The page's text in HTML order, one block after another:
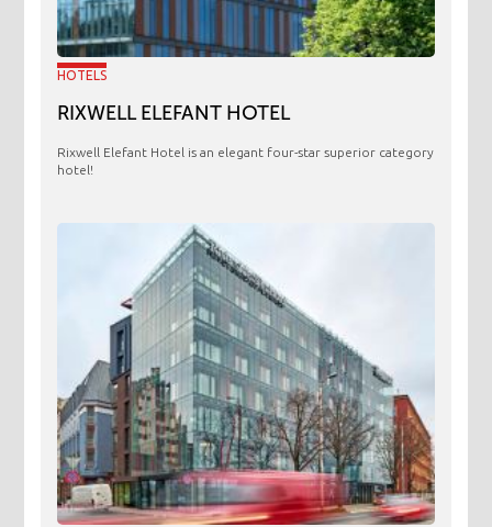
HOTELS
RIXWELL ELEFANT HOTEL
Rixwell Elefant Hotel is an elegant four-star superior category
hotel!